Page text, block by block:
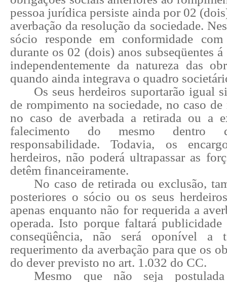
pessoa jurídica persiste ainda por 02
averbação da resolução da sociedade.
sócio responde em conformidade
durante os 02 (dois) anos subseqüentes
independentemente da natureza das
quando ainda integrava o quadro
Os seus herdeiros suportarão igual
de rompimento na sociedade, no caso
no caso de averbada a retirada ou a
falecimento do mesmo dentro
responsabilidade. Todavia, os
herdeiros, não poderá ultrapassar as
detêm financeiramente.
No caso de retirada ou exclusão,
posteriores o sócio ou os seus
apenas enquanto não for requerida a
operada. Isto porque faltará
conseqüência, não será oponível a
requerimento da averbação para que os
do dever previsto no art. 1.032 do CC.
Mesmo que não seja